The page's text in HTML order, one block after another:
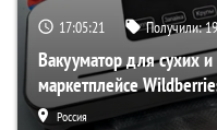
17:05:20 Получили:
Вакууматор для сухих
маркетплейсе
Россия